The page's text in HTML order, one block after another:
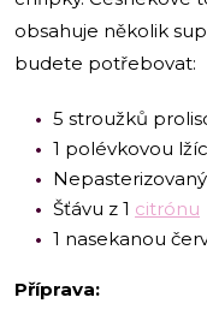
obsahuje několik
budete potřebovat:
5 stroužků
1 polévkovou
Šťávu z 1 citrónu
1 nasekanou
Příprava: